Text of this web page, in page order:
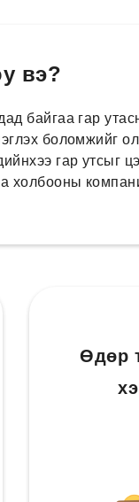
вэ?
байгаа гар
боломжийг
гар утсыг
холбооны
Өдөр